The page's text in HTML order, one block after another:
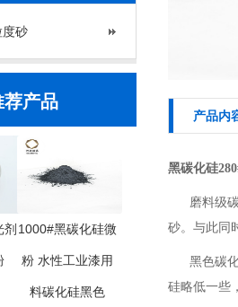
度砂
荐产品
1000#黑碳化硅微
粉 水性工业漆用
料碳化硅黑色
产品内
黑碳化硅
磨料级
砂。与此同
黑色碳
硅略低一些